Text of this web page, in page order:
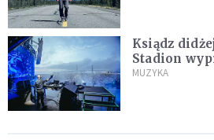
Ksiądz
Stadion
MUZYKA